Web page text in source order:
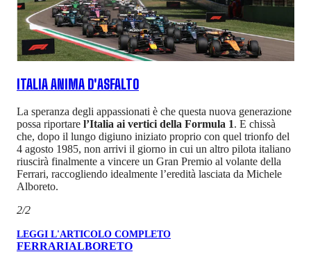
ITALIA ANIMA D'ASFALTO
La speranza degli appassionati è che questa nuova generazione
possa riportare l’Italia ai vertici della Formula 1. E chissà
che, dopo il lungo digiuno iniziato proprio con quel trionfo del
4 agosto 1985, non arrivi il giorno in cui un altro pilota italiano
riuscirà finalmente a vincere un Gran Premio al volante della
Ferrari, raccogliendo idealmente l’eredità lasciata da Michele
Alboreto.
2/2
LEGGI L'ARTICOLO COMPLETO
FERRARIALBORETO